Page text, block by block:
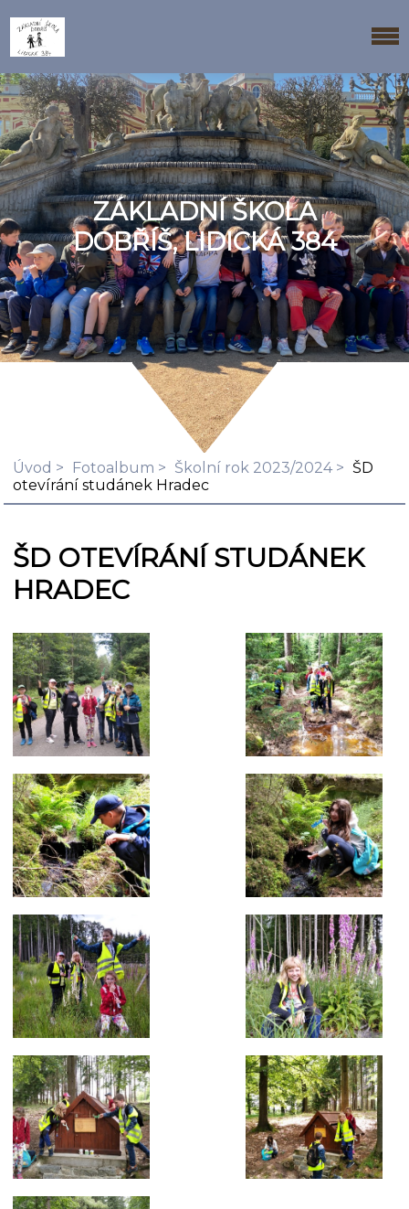
ZÁKLADNÍ ŠKOLA
DOBŘÍŠ, LIDICKÁ 384
Úvod Fotoalbum Školní rok 2023/2024
ŠD
otevírání studánek Hradec
ŠD OTEVÍRÁNÍ STUDÁNEK
HRADEC